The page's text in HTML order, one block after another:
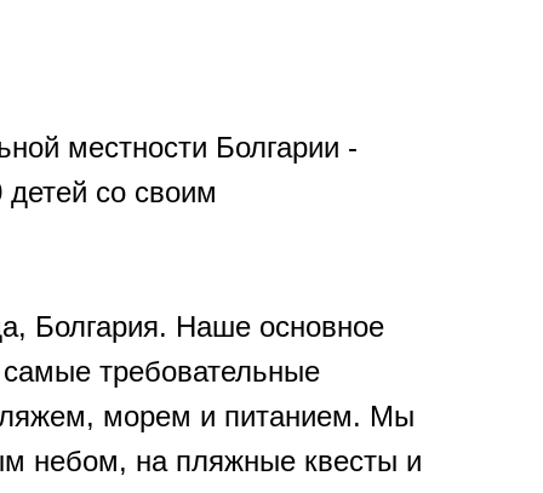
местности Болгарии -
детей со своим
Болгария. Наше основное
самые требовательные
морем и питанием. Мы
небом, на пляжные квесты и